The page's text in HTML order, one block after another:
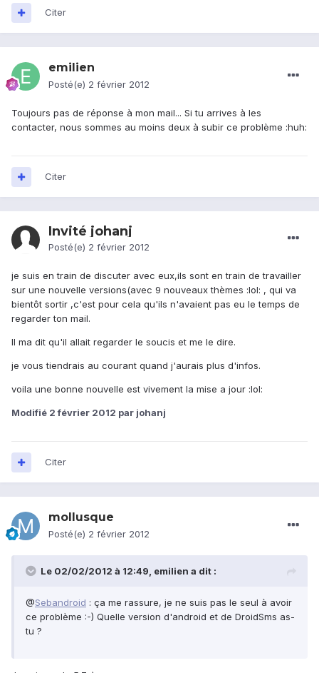
Citer
emilien
Posté(e) 2 février 2012
Toujours pas de réponse à mon mail... Si tu arrives à les
contacter, nous sommes au moins deux à subir ce problème :huh:
Citer
Invité johanj
Posté(e) 2 février 2012
je suis en train de discuter avec eux,ils sont en train de travailler
sur une nouvelle versions(avec 9 nouveaux thèmes :lol: , qui va
bientôt sortir ,c'est pour cela qu'ils n'avaient pas eu le temps de
regarder ton mail.
Il ma dit qu'il allait regarder le soucis et me le dire.
je vous tiendrais au courant quand j'aurais plus d'infos.
voila une bonne nouvelle est vivement la mise a jour :lol:
Modifié 2 février 2012 par johanj
Citer
mollusque
Posté(e) 2 février 2012
Le 02/02/2012 à 12:49, emilien a dit :
@Sebandroid : ça me rassure, je ne suis pas le seul à avoir
ce problème :-) Quelle version d'android et de DroidSms as-
tu ?